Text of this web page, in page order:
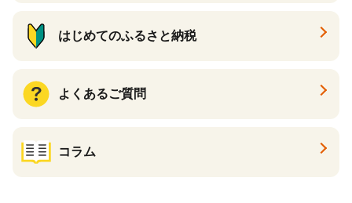
はじめてのふるさと納税
よくあるご質問
コラム